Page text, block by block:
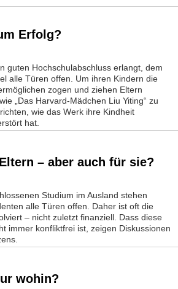
Erfolg?
guten Hochschulabschluss erlangt, dem
alle Türen offen. Um ihren Kindern die
zogen und ziehen Eltern
„Das Harvard-Mädchen Liu Yiting“ zu
wie das Werk ihre Kindheit
hat.
– aber auch für sie?
Studium im Ausland stehen
alle Türen offen. Daher ist oft die
– nicht zuletzt finanziell. Dass diese
immer konfliktfrei ist, zeigen Diskussionen
wohin?